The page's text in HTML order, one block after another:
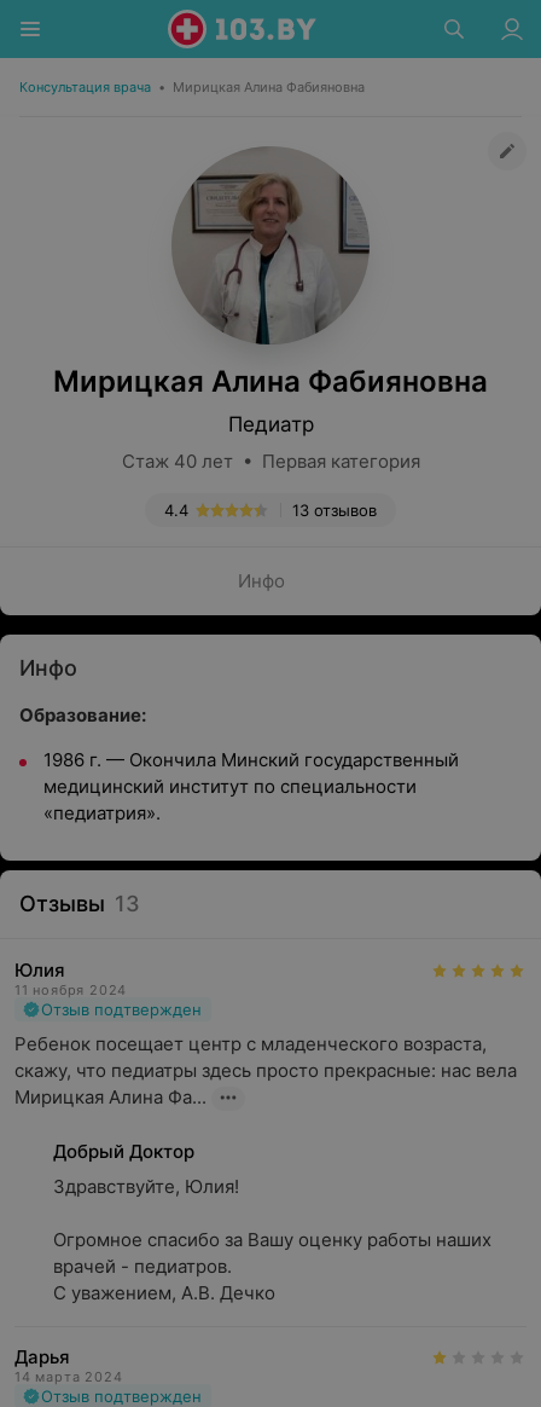
Консультация врача • Мирицкая Алина Фабияновна
Мирицкая Алина Фабияновна
Педиатр
Стаж 40 лет • Первая категория
13 отзывов
4.4
Инфо
Инфо
Образование:
1986 г. — Окончила Минский государственный
медицинский институт по специальности
«педиатрия».
Отзывы 13
Юлия
11 ноября 2024
Отзыв подтвержден
Ребенок посещает центр с младенческого возраста,
скажу, что педиатры здесь просто прекрасные: нас вела
Мирицкая Алина Фа...
Добрый Доктор
Здравствуйте, Юлия!
Огромное спасибо за Вашу оценку работы наших
врачей - педиатров.
С уважением, А.В. Дечко
Дарья
14 марта 2024
Отзыв подтвержден